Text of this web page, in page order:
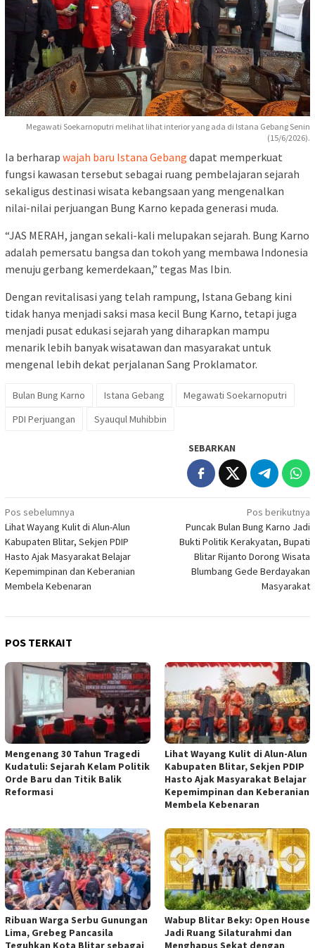
Megawati Soekarnoputri melihat lihat interior yang ada di Istana Gebang Senin
(15/6/2026).
Ia berharap wajah baru Istana Gebang dapat memperkuat
fungsi kawasan tersebut sebagai ruang pembelajaran sejarah
sekaligus destinasi wisata kebangsaan yang mengenalkan
nilai-nilai perjuangan Bung Karno kepada generasi muda.
“JAS MERAH, jangan sekali-kali melupakan sejarah. Bung Karno
adalah pemersatu bangsa dan tokoh yang membawa Indonesia
menuju gerbang kemerdekaan,” tegas Mas Ibin.
Dengan revitalisasi yang telah rampung, Istana Gebang kini
tidak hanya menjadi saksi masa kecil Bung Karno, tetapi juga
menjadi pusat edukasi sejarah yang diharapkan mampu
menarik lebih banyak wisatawan dan masyarakat untuk
mengenal lebih dekat perjalanan Sang Proklamator.
Bulan Bung Karno Istana Gebang
Megawati Soekarnoputri
PDI Perjuangan
Syauqul Muhibbin
SEBARKAN
Navigasi
pos
Pos sebelumnya
Lihat Wayang Kulit di Alun-Alun
Kabupaten Blitar, Sekjen PDIP
Hasto Ajak Masyarakat Belajar
Kepemimpinan dan Keberanian
Membela Kebenaran
Pos berikutnya
Puncak Bulan Bung Karno Jadi
Bukti Politik Kerakyatan, Bupati
Blitar Rijanto Dorong Wisata
Blumbang Gede Berdayakan
Masyarakat
POS TERKAIT
Mengenang 30 Tahun Tragedi
Kudatuli: Sejarah Kelam Politik
Orde Baru dan Titik Balik
Reformasi
Lihat Wayang Kulit di Alun-Alun
Kabupaten Blitar, Sekjen PDIP
Hasto Ajak Masyarakat Belajar
Kepemimpinan dan Keberanian
Membela Kebenaran
Ribuan Warga Serbu Gunungan
Lima, Grebeg Pancasila
Teguhkan Kota Blitar sebagai
Wabup Blitar Beky: Open House
Jadi Ruang Silaturahmi dan
Menghapus Sekat dengan